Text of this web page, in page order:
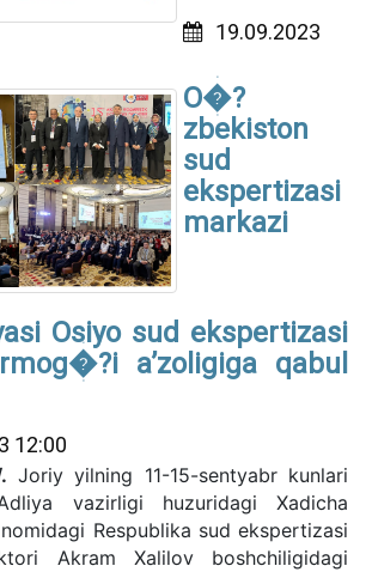
19.09.2023
O�?
zbekiston
sud
ekspertizasi
markazi
Osiyo sud ekspertizasi
aʼzoligiga qabul
12:00
Joriy yilning 11-15-sentyabr kunlari
vazirligi huzuridagi Xadicha
Respublika sud ekspertizasi
Akram Xalilov boshchiligidagi